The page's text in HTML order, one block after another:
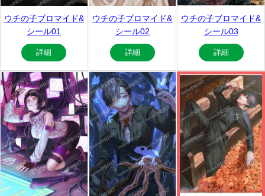
ウチの子ブロマイド&
シール01
詳細
ウチの子ブロマイド&
シール02
詳細
ウチの子ブロマイド&
シール03
詳細